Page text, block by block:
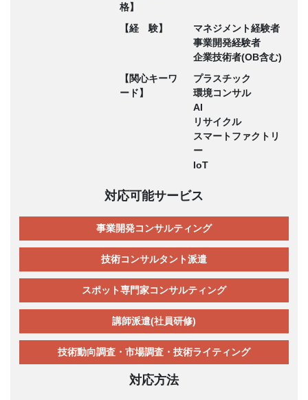
格】
【経 験】
マネジメント経験者
事業開発経験者
企業技術者(OB含む)
【関心キーワ
ード】
プラスチック
環境コンサル
AI
リサイクル
スマートファクトリ
ー
IoT
対応可能サービス
事業開発コンサルティング
技術コンサルタント派遣
スポット専門家コンサルティング
講師派遣(社員研修)
技術動向調査・市場調査・技術ライティング
対応方法